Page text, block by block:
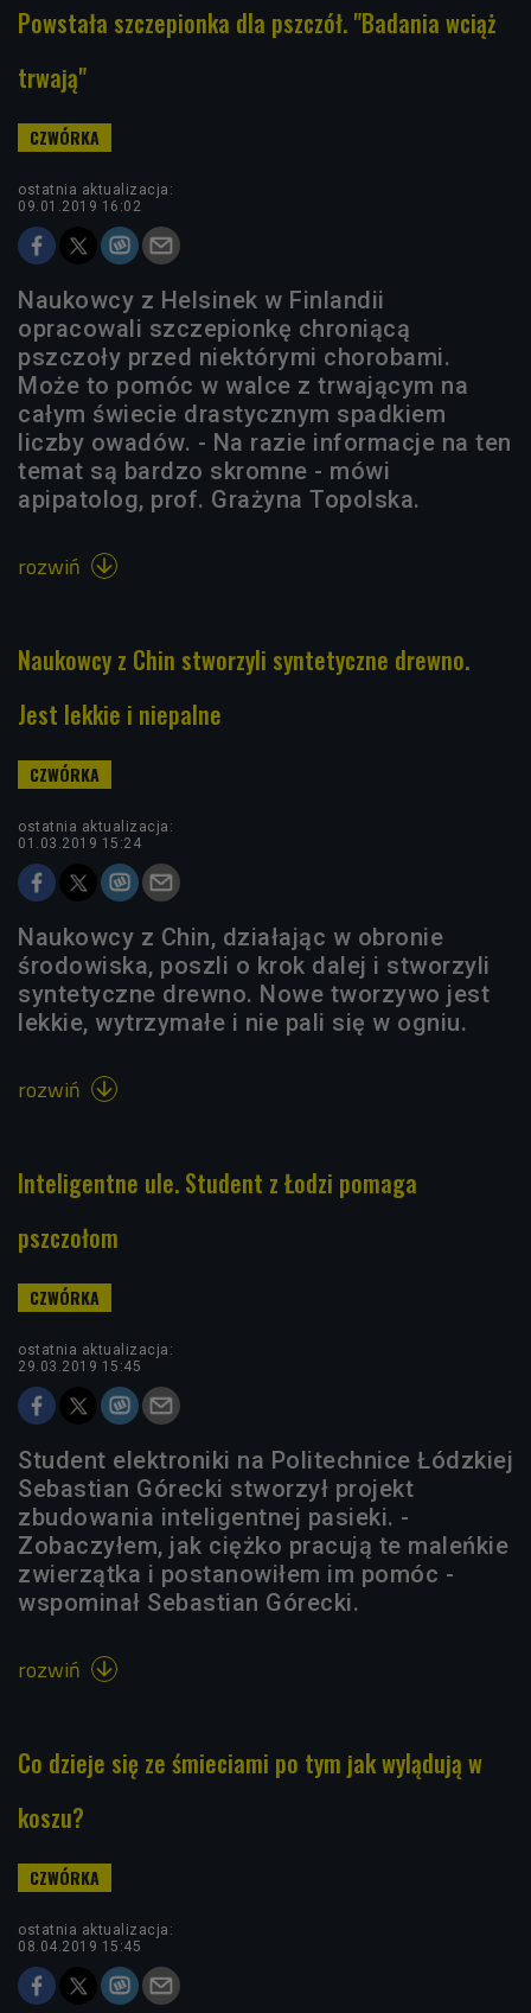
Powstała szczepionka dla pszczół. "Badania wciąż
trwają"
ostatnia aktualizacja:
09.01.2019 16:02
Naukowcy z Helsinek w Finlandii
opracowali szczepionkę chroniącą
pszczoły przed niektórymi chorobami.
Może to pomóc w walce z trwającym na
całym świecie drastycznym spadkiem
liczby owadów. - Na razie informacje na ten
temat są bardzo skromne - mówi
apipatolog, prof. Grażyna Topolska.
rozwiń 
Naukowcy z Chin stworzyli syntetyczne drewno.
Jest lekkie i niepalne
ostatnia aktualizacja:
01.03.2019 15:24
Naukowcy z Chin, działając w obronie
środowiska, poszli o krok dalej i stworzyli
syntetyczne drewno. Nowe tworzywo jest
lekkie, wytrzymałe i nie pali się w ogniu.
rozwiń 
Inteligentne ule. Student z Łodzi pomaga
pszczołom
ostatnia aktualizacja:
29.03.2019 15:45
Student elektroniki na Politechnice Łódzkiej
Sebastian Górecki stworzył projekt
zbudowania inteligentnej pasieki. -
Zobaczyłem, jak ciężko pracują te maleńkie
zwierzątka i postanowiłem im pomóc -
wspominał Sebastian Górecki.
rozwiń 
Co dzieje się ze śmieciami po tym jak wylądują w
koszu?
ostatnia aktualizacja:
08.04.2019 15:45